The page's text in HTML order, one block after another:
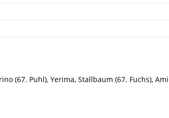
(67. Puhl), Yerima, Stallbaum (67. Fuchs),